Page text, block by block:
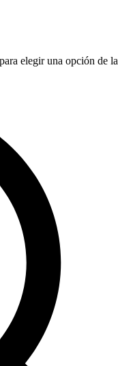
elegir una opción de la